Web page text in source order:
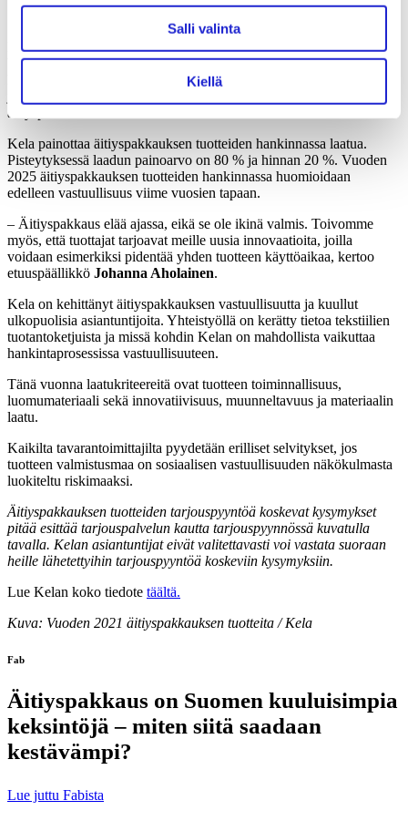
Salli valinta
Kiellä
Kelan jakaman äitiyspakkauksen tuotteet kilpailutetaan vuosittain.
Vuoden 2025 äitiyspakkauksen tarjouspyyntö löytyy julkisten
hankintojen sähköisestä ilmoituskanavasta
äitiyspakkaukseen.
Kela painottaa äitiyspakkauksen tuotteiden hankinnassa laatua.
Pisteytyksessä laadun painoarvo on 80 % ja hinnan 20 %. Vuoden
2025 äitiyspakkauksen tuotteiden hankinnassa huomioidaan
edelleen vastuullisuus viime vuosien tapaan.
– Äitiyspakkaus elää ajassa, eikä se ole ikinä valmis. Toivomme
myös, että tuottajat tarjoavat meille uusia innovaatioita, joilla
voidaan esimerkiksi pidentää yhden tuotteen käyttöaikaa, kertoo
etuuspäällikkö Johanna Aholainen.
Kela on kehittänyt äitiyspakkauksen vastuullisuutta ja kuullut
ulkopuolisia asiantuntijoita. Yhteistyöllä on kerätty tietoa tekstiilien
tuotantoketjuista ja missä kohdin Kelan on mahdollista vaikuttaa
hankintaprosessissa vastuullisuuteen.
Tänä vuonna laatukriteereitä ovat tuotteen toiminnallisuus,
luomumateriaali sekä innovatiivisuus, muunneltavuus ja materiaalin
laatu.
Kaikilta tavarantoimittajilta pyydetään erilliset selvitykset, jos
tuotteen valmistusmaa on sosiaalisen vastuullisuuden näkökulmasta
luokiteltu riskimaaksi.
Äitiyspakkauksen tuotteiden tarjouspyyntöä koskevat kysymykset
pitää esittää tarjouspalvelun kautta tarjouspyynnössä kuvatulla
tavalla. Kelan asiantuntijat eivät valitettavasti voi vastata suoraan
heille lähetettyihin tarjouspyyntöä koskeviin kysymyksiin.
Lue Kelan koko tiedote täältä.
Kuva: Vuoden 2021 äitiyspakkauksen tuotteita / Kela
Fab
Äitiyspakkaus on Suomen kuuluisimpia
keksintöjä – miten siitä saadaan
kestävämpi?
Lue juttu Fabista